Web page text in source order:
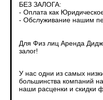
БЕЗ ЗАЛОГА:
- Оплата как
- Обслуживание нашим
Для Физ лиц Аренда
залог!
У нас одни из самых
большинства компаний
наши расценки и скидки